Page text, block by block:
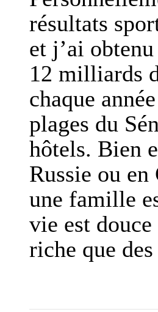
résultats
et j’ai
12 milliards
chaque
plages du
hôtels. Bien
Russie ou
une famille
vie est
riche que